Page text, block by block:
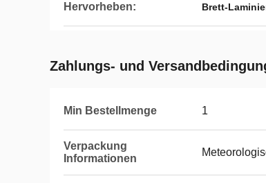
Hervorheben: Brett-
Zahlungs- und
Min Bestellmenge 1
Verpackung
Informationen